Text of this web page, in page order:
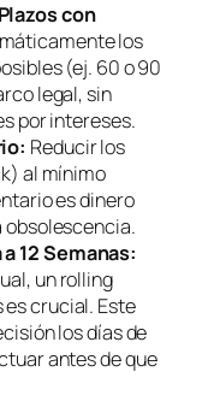
con
los
(ej. 60 o 90
legal, sin
por intereses.
Reducir los
al mínimo
es dinero
obsolescencia.
12 Semanas:
unrolling
es crucial. Este
los días de
antes de que